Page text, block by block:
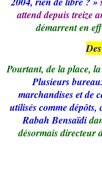
attend depuis treize
démarrent en
Pourtant, de la place,
Plusieurs
marchandises et de
utilisés comme
Rabah Bensaïdi
désormais directeur